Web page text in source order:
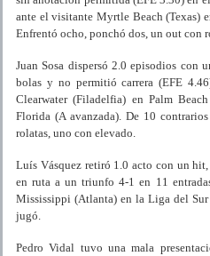
ante el visitante Myrtle Beach (Texas)
Enfrentó ocho, ponchó dos, un out con
Juan Sosa dispersó 2.0 episodios con
bolas y no permitió carrera (EFE
Clearwater (Filadelfia) en Palm
Florida (A avanzada). De 10
rolatas, uno con elevado.
Luís Vásquez retiró 1.0 acto con un
en ruta a un triunfo 4-1 en 11
Mississippi (Atlanta) en la Liga del
jugó.
Pedro Vidal tuvo una mala